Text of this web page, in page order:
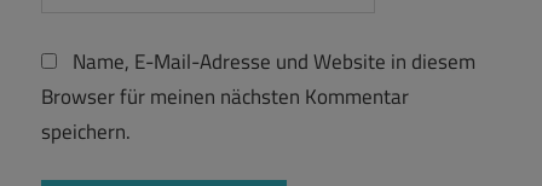
Name, E-Mail-Adresse und Website in diesem
Browser für meinen nächsten Kommentar
speichern.